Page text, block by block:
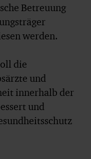
Betreuung
werden.
die
und
innerhalb der
und